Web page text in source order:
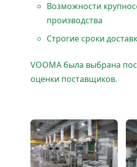
Возможности
производства
Строгие сроки
VOOMA была выбрана
оценки поставщиков.